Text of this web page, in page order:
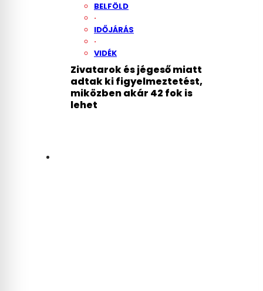
BELFÖLD
·
IDŐJÁRÁS
·
VIDÉK
Zivatarok és jégeső miatt
adtak ki figyelmeztetést,
miközben akár 42 fok is
lehet